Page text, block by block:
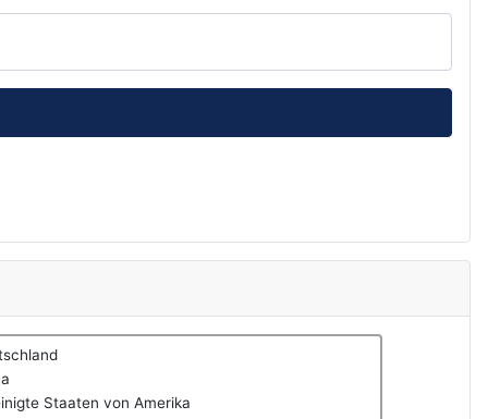
Staaten von Amerika